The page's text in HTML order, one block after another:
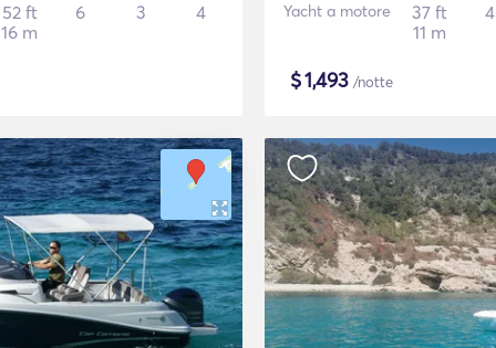
52 ft
16 m
6 3 4 Yacht a motore
37 ft
11 m
4
$1,493 /notte